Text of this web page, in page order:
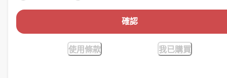
確認
使用條款 我已購買